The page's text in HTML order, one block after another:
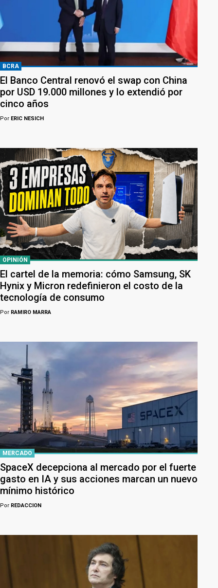
BCRA
El Banco Central renovó el swap con China
por USD 19.000 millones y lo extendió por
cinco años
Por ERIC NESICH
OPINIÓN
El cartel de la memoria: cómo Samsung, SK
Hynix y Micron redefinieron el costo de la
tecnología de consumo
Por RAMIRO MARRA
MERCADO
SpaceX decepciona al mercado por el fuerte
gasto en IA y sus acciones marcan un nuevo
mínimo histórico
Por REDACCION